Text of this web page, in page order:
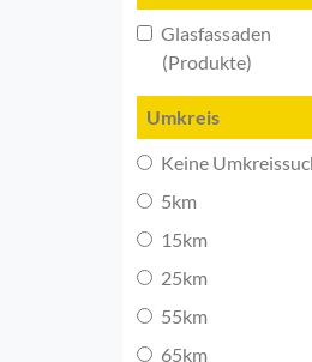
Glasfassaden
(Produkte)
Umkreis
Keine
5km
15km
25km
55km
65km